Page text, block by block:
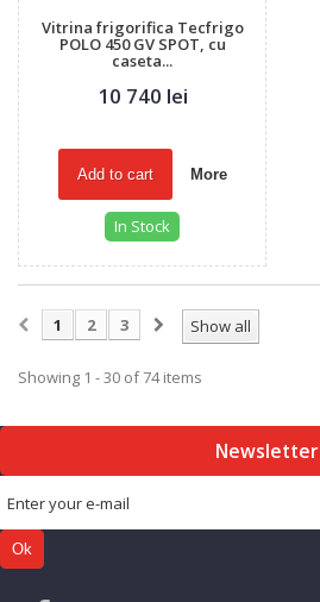
Vitrina frigorifica Tecfrigo
POLO 450 GV SPOT, cu
caseta...
10 740 lei
Add to cart More
In Stock
Show all
1 2 3
Showing 1 - 30 of 74 items
Newsletter
Ok